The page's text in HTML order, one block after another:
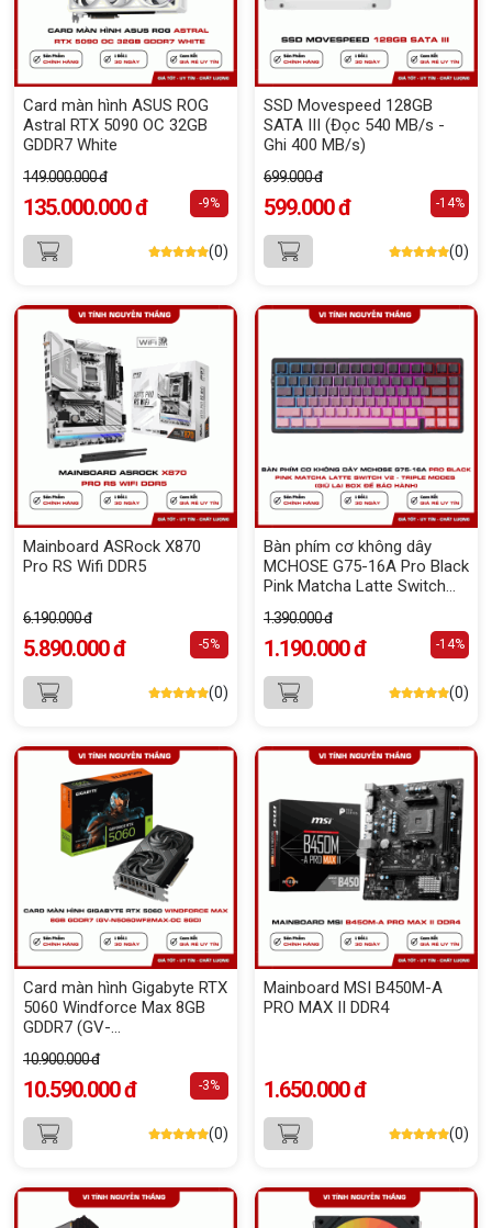
Card màn hình ASUS ROG
Astral RTX 5090 OC 32GB
GDDR7 White
149.000.000 đ
135.000.000 đ -9%
(0)
SSD Movespeed 128GB
SATA III (Đọc 540 MB/s -
Ghi 400 MB/s)
699.000 đ
599.000 đ -14%
(0)
Mainboard ASRock X870
Pro RS Wifi DDR5
6.190.000 đ
5.890.000 đ -5%
(0)
Bàn phím cơ không dây
MCHOSE G75-16A Pro Black
Pink Matcha Latte Switch
Box để bảo hành)
1.390.000 đ
1.190.000 đ -14%
(0)
Card màn hình Gigabyte RTX
5060 Windforce Max 8GB
GDDR7 (GV-
10.900.000 đ
10.590.000 đ -3%
(0)
Mainboard MSI B450M-A
PRO MAX II DDR4
1.650.000 đ
(0)